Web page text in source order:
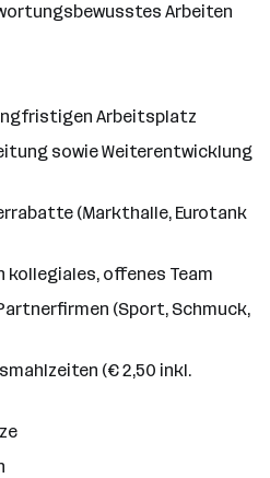
Arbeiten
Arbeitsplatz
sowie Weiterentwicklung
(Markthalle, Eurotank
kollegiales, offenes Team
(Sport, Schmuck,
(€ 2,50 inkl.